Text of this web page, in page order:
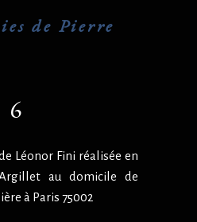
de Pierre
6
Léonor Fini réalisée en
au domicile de
à Paris 75002